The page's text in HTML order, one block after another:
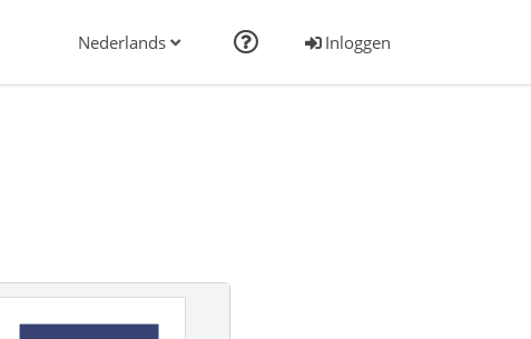
Nederlands Inloggen